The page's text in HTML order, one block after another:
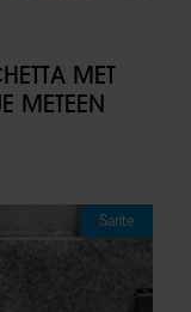
MET
METEEN
Sante